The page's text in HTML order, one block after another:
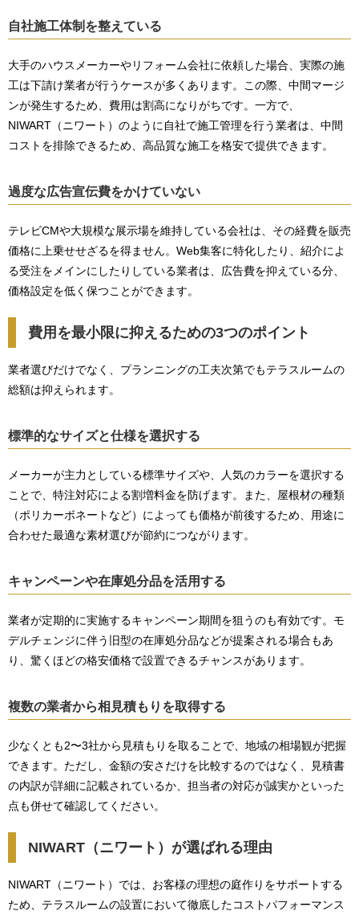
自社施工体制を整えている
大手のハウスメーカーやリフォーム会社に依頼した場合、実際の施
工は下請け業者が行うケースが多くあります。この際、中間マージ
ンが発生するため、費用は割高になりがちです。一方で、
NIWART（ニワート）のように自社で施工管理を行う業者は、中間
コストを排除できるため、高品質な施工を格安で提供できます。
過度な広告宣伝費をかけていない
テレビCMや大規模な展示場を維持している会社は、その経費を販売
価格に上乗せせざるを得ません。Web集客に特化したり、紹介によ
る受注をメインにしたりしている業者は、広告費を抑えている分、
価格設定を低く保つことができます。
費用を最小限に抑えるための3つのポイント
業者選びだけでなく、プランニングの工夫次第でもテラスルームの
総額は抑えられます。
標準的なサイズと仕様を選択する
メーカーが主力としている標準サイズや、人気のカラーを選択する
ことで、特注対応による割増料金を防げます。また、屋根材の種類
（ポリカーボネートなど）によっても価格が前後するため、用途に
合わせた最適な素材選びが節約につながります。
キャンペーンや在庫処分品を活用する
業者が定期的に実施するキャンペーン期間を狙うのも有効です。モ
デルチェンジに伴う旧型の在庫処分品などが提案される場合もあ
り、驚くほどの格安価格で設置できるチャンスがあります。
複数の業者から相見積もりを取得する
少なくとも2〜3社から見積もりを取ることで、地域の相場観が把握
できます。ただし、金額の安さだけを比較するのではなく、見積書
の内訳が詳細に記載されているか、担当者の対応が誠実かといった
点も併せて確認してください。
NIWART（ニワート）が選ばれる理由
NIWART（ニワート）では、お客様の理想の庭作りをサポートする
ため、テラスルームの設置において徹底したコストパフォーマンス